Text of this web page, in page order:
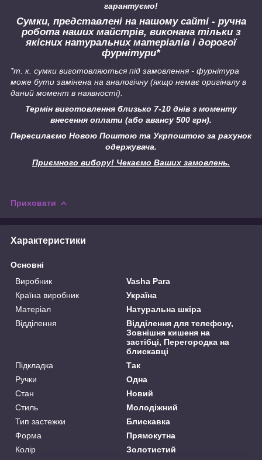
гарантуємо!
Сумки, представлені на нашому сайті - ручна
робота наших майстрів, виконана тільки з
якісних натуральних матеріалів і дорогої
фурнітури*
*т. к. сумки виготовляються під замовлення - фурнітура
може бути замінена на аналогічну(якщо немає оригіналу в
даний момент в наявності).
Термін виготовлення близько 7-10 днів з моменту
внесення оплати (або авансу 500 грн).
Пересилаємо Новою Поштою та Укрпоштою за рахунок
одержувача.
Приємного вибору! Чекаємо Ваших замовлень.
Приховати
Характеристики
Основні
Виробник
Vasha Para
Країна виробник
Україна
Матеріал
Натуральна шкіра
Відділення
Відділення для телефону,
Зовнішня кишеня на
застібці, Перегородка на
блискавці
Підкладка
Так
Ручки
Одна
Стан
Новий
Стиль
Молодіжний
Тип застежки
Блискавка
Форма
Прямокутна
Колір
Золотистий